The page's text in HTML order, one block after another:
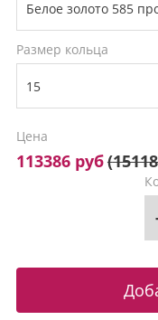
Размер кольца
Цена
113386 руб(